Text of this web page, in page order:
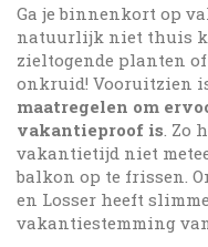
Ga je binnenkort op
natuurlijk niet thuis
zieltogende planten
onkruid! Vooruitzien
maatregelen om
vakantieproof is . Zo
vakantietijd niet
balkon op te frissen.
en Losser heeft
vakantiestemming